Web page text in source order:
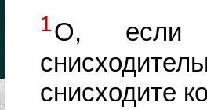
1О, если
снисходите